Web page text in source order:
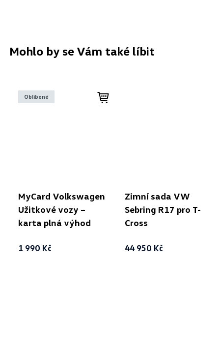
Mohlo by se Vám také líbit
Oblíbené
MyCard Volkswagen
Užitkové vozy –
karta plná výhod
1 990 Kč
Zimní sada VW
Sebring R17 pro T-
Cross
44 950 Kč